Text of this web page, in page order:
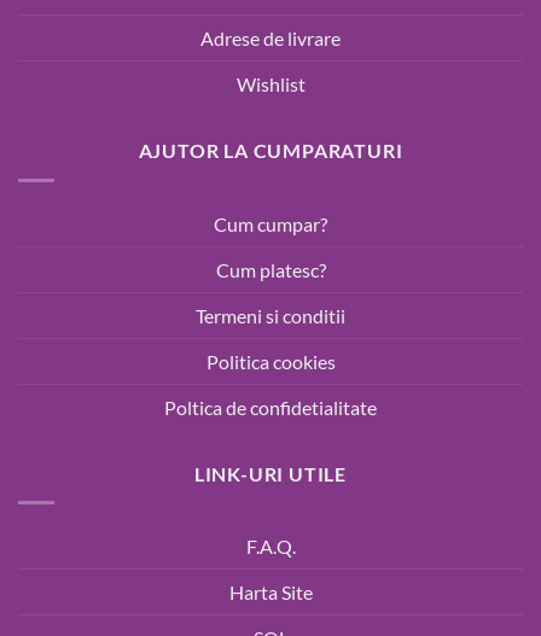
Adrese de livrare
Wishlist
AJUTOR LA CUMPARATURI
Cum cumpar?
Cum platesc?
Termeni si conditii
Politica cookies
Poltica de confidetialitate
LINK-URI UTILE
F.A.Q.
Harta Site